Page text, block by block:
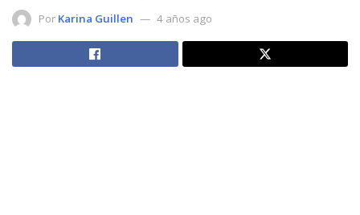
Por Karina Guillen 4 años ago